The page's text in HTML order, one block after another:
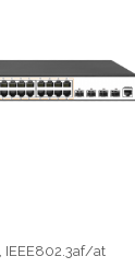
IEEE802.3af/at